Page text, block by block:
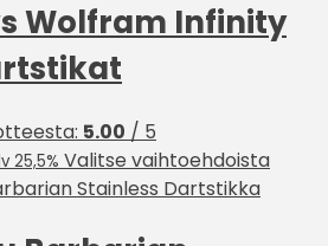
Wolfram Infinity
5.00 / 5
25,5% Valitse vaihtoehdoistaTällä